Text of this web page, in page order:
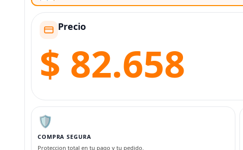
Precio
$ 82.658
🛡️
COMPRA SEGURA
Proteccion total en tu pago y tu pedido.